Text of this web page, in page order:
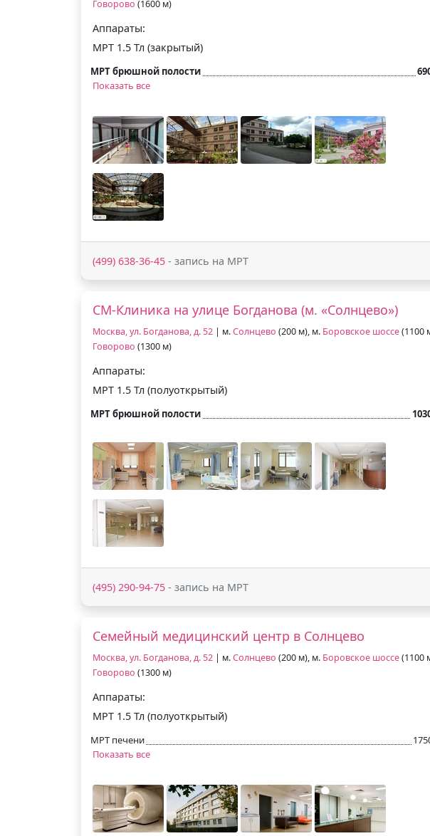
Говорово (1600 м)
Аппараты:
МРТ 1.5 Тл (закрытый)
МРТ брюшной полости
Показать все
(499) 638-36-45 - запись на МРТ
СМ-Клиника на улице Богданова (м. «Солнцево»)
Москва, ул. Богданова, д. 52 | м.Солнцево (200 м), м. Боровское шоссе(1100
Говорово (1300 м)
Аппараты:
МРТ 1.5 Тл (полуоткрытый)
МРТ брюшной полости
(495) 290-94-75 - запись на МРТ
Семейный медицинский центр в Солнцево
Москва, ул. Богданова, д. 52 | м.Солнцево (200 м), м. Боровское шоссе(1100
Говорово (1300 м)
Аппараты:
МРТ 1.5 Тл (полуоткрытый)
МРТ печени
Показать все